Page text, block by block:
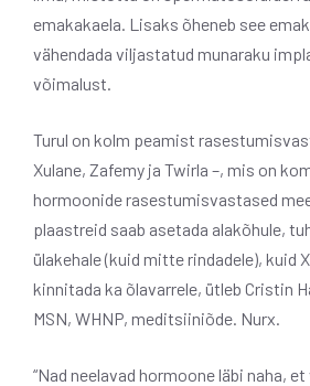
emakakaela. Lisaks õheneb see
vähendada viljastatud munaraku
võimalust.
Turul on kolm peamist
Xulane, Zafemy ja Twirla –, mis on
hormoonide rasestumisvastased
plaastreid saab asetada alakõhule,
ülakehale (kuid mitte rindadele), kuid
kinnitada ka õlavarrele, ütleb Cristin
MSN, WHNP, meditsiiniõde. Nurx.
“Nad neelavad hormoone läbi naha,